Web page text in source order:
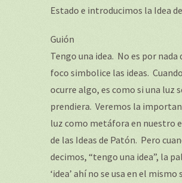
Estado e introducimos la Idea
Guión
Tengo una idea. No es por nada
foco simbolice las ideas.
ocurre algo, es como si una luz
prendiera. Veremos la
luz como metáfora en nuestro
de las Ideas de Patón. Pero
decimos, “tengo una idea”, la
‘idea’ ahí no se usa en el mismo